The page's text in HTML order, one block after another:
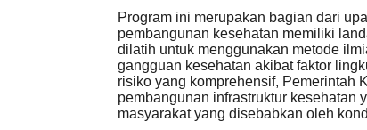
Program ini merupakan bagian dari
pembangunan kesehatan memiliki
dilatih untuk menggunakan metode
gangguan kesehatan akibat faktor
risiko yang komprehensif, Pemerintah
pembangunan infrastruktur kesehatan
masyarakat yang disebabkan oleh